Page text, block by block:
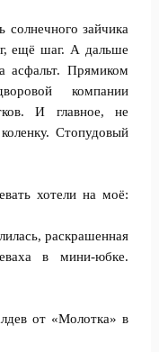
зайчика
ещё шаг. А дальше
асфальт. Прямиком
компании
И главное, не
Стопудовый
хотели на моё:
раскрашенная
в мини-юбке.
от «Молотка» в